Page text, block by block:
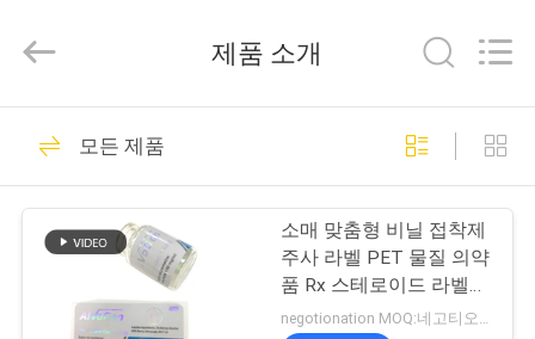
제
2017
(Xiamen)
Rights
유리제 작은 유리병
상표
301
제품 소개
모든 제품
소매 맞춤형 비닐 접착제
주사 라벨 PET 물질 의약
품 Rx 스테로이드 라벨
오일 액체 약제 의학 산업negotionation MOQ:네고티오네이션